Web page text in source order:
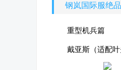
钢岚国际服绝
重型机兵篇
戴亚斯（适配叶